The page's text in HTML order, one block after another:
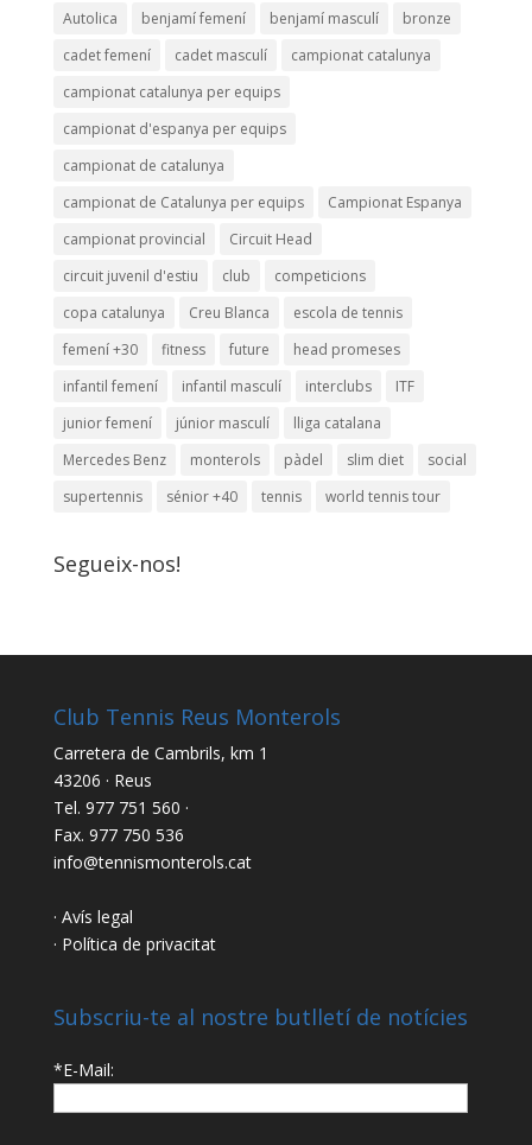
Autolica
benjamí femení benjamí masculí
bronze
cadet femení
cadet masculí
campionat catalunya
campionat catalunya per equips
campionat d'espanya per equips
campionat de catalunya
campionat de Catalunya per equips
Campionat Espanya
campionat provincial
Circuit Head
circuit juvenil d'estiu
club
competicions
copa catalunya
Creu Blanca
escola de tennis
femení +30
fitness future
head promeses
infantil femení
infantil masculí interclubs
ITF
junior femení
júnior masculí
lliga catalana
Mercedes Benz
monterols pàdel slim diet
social
supertennis
sénior +40 tennis world tennis tour
Segueix-nos!
Club Tennis Reus Monterols
Carretera de Cambrils, km 1
43206 · Reus
Tel. 977 751 560 ·
Fax. 977 750 536
info@tennismonterols.cat
· Avís legal
· Política de privacitat
Subscriu-te al nostre butlletí de notícies
*E-Mail: